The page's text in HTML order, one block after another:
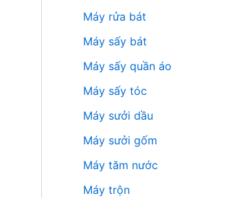
Máy rửa bát
Máy sấy bát
Máy sấy quần áo
Máy sấy tóc
Máy sưởi dầu
Máy sưởi gốm
Máy tăm nước
Máy trộn